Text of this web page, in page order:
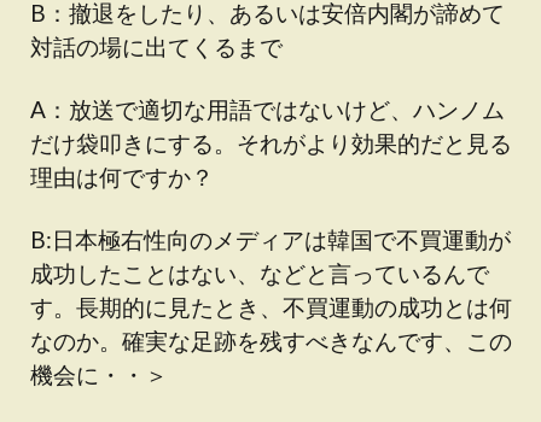
B：撤退をしたり、あるいは安倍内閣が諦めて
対話の場に出てくるまで
A：放送で適切な用語ではないけど、ハンノム
だけ袋叩きにする。それがより効果的だと見る
理由は何ですか？
B:日本極右性向のメディアは韓国で不買運動が
成功したことはない、などと言っているんで
す。長期的に見たとき、不買運動の成功とは何
なのか。確実な足跡を残すべきなんです、この
機会に・・＞